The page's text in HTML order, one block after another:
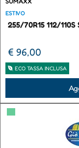
ESTIVO
255/70R15 112/
€ 96,00
ECO TASSA INCLUSA
▀